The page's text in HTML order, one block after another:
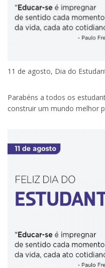
11 de agosto, Dia do
Parabéns a todos os
construir um mundo melhor